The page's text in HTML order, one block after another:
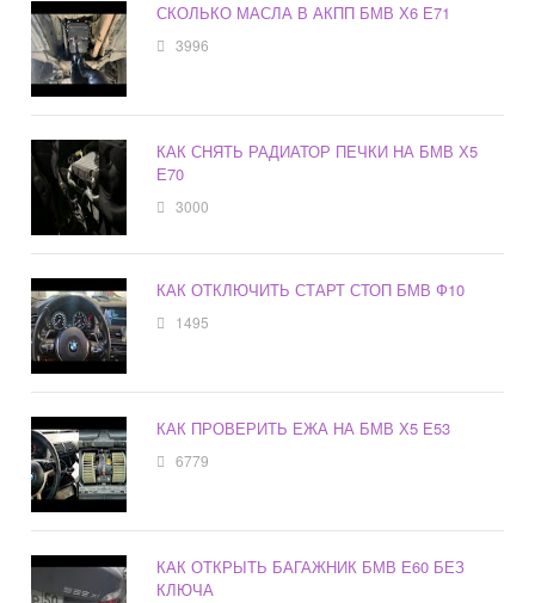
СКОЛЬКО МАСЛА В АКПП БМВ Х6 Е71
3996
КАК СНЯТЬ РАДИАТОР ПЕЧКИ НА БМВ Х5
Е70
3000
КАК ОТКЛЮЧИТЬ СТАРТ СТОП БМВ Ф10
1495
КАК ПРОВЕРИТЬ ЕЖА НА БМВ Х5 Е53
6779
КАК ОТКРЫТЬ БАГАЖНИК БМВ Е60 БЕЗ
КЛЮЧА